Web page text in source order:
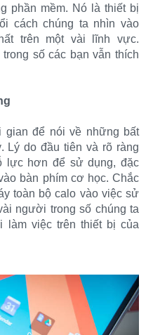
phần mềm. Nó là thiết bị
cách chúng ta nhìn vào
trên một vài lĩnh vực.
số các bạn vẫn thích
gian để nói về những bất
Lý do đầu tiên và rõ ràng
lực hơn để sử dụng, đặc
bàn phím cơ học. Chắc
toàn bộ calo vào việc sử
người trong số chúng ta
làm việc trên thiết bị của